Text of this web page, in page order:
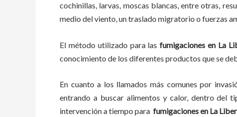
cochinillas, larvas, moscas blancas, entre otras,
medio del viento, un traslado migratorio o fuerzas
El método utilizado para las fumigaciones en La
conocimiento de los diferentes productos que se
En cuanto a los llamados más comunes por
entrando a buscar alimentos y calor, dentro del
intervención a tiempo para fumigacionesen La